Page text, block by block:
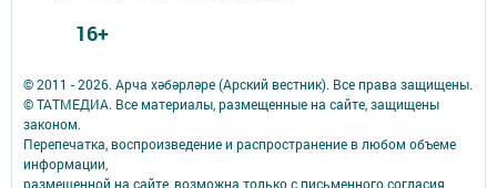
© 2011 - 2026. Арча хәбәрләре (Арский вестник). Все права защищены.
© ТАТМЕДИА. Все материалы, размещенные на сайте, защищены
законом.
Перепечатка, воспроизведение и распространение в любом объеме
информации,
размещенной на сайте, возможна только с письменного согласия
16+